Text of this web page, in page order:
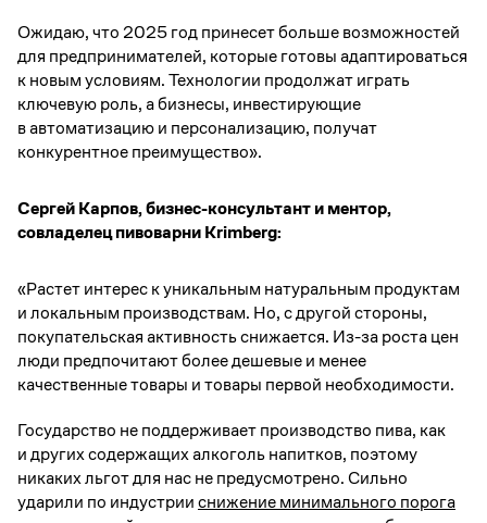
Ожидаю, что 2025 год принесет больше возможностей
для предпринимателей, которые готовы адаптироваться
к новым условиям. Технологии продолжат играть
ключевую роль, а бизнесы, инвестирующие
в автоматизацию и персонализацию, получат
конкурентное преимущество».
Сергей Карпов, бизнес-консультант и ментор,
совладелец пивоварни Krimberg:
«Растет интерес к уникальным натуральным продуктам
и локальным производствам. Но, с другой стороны,
покупательская активность снижается. Из-за роста цен
люди предпочитают более дешевые и менее
качественные товары и товары первой необходимости.
Государство не поддерживает производство пива, как
и других содержащих алкоголь напитков, поэтому
никаких льгот для нас не предусмотрено. Сильно
ударили по индустрииснижение минимального порога